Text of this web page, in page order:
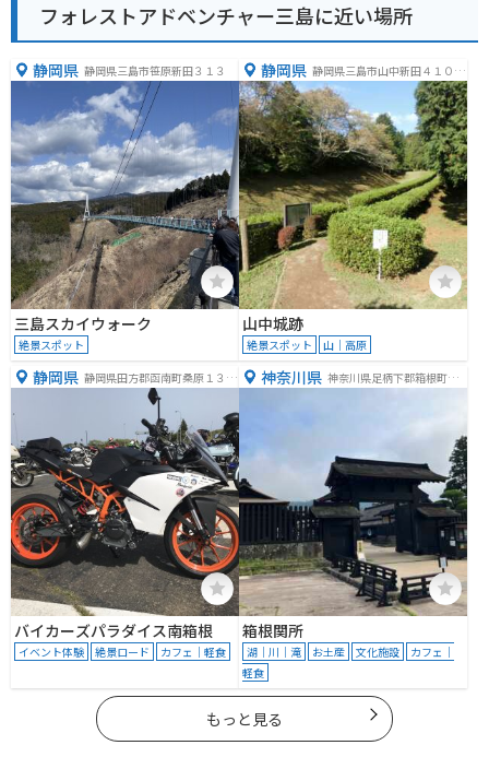
フォレストアドベンチャー三島に近い場所
静岡県 静岡県三島市笹原新田３１３
三島スカイウォーク
絶景スポット
静岡県 静岡県三島市山中新田４１０
−４
山中城跡
絶景スポット 山｜高原
静岡県 静岡県田方郡函南町桑原１３４
バイカーズパラダイス南箱根
イベント体験 絶景ロード カフェ｜軽食
神奈川県 神奈川県足柄下郡箱根町箱
箱根関所
湖｜川｜滝 お土産 文化施設
カフェ｜
軽食
もっと見る